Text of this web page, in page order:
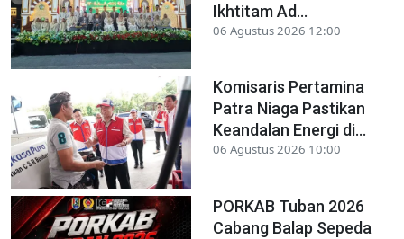
Ikhtitam Ad...
06 Agustus 2026 12:00
Komisaris Pertamina
Patra Niaga Pastikan
Keandalan Energi di...
06 Agustus 2026 10:00
PORKAB Tuban 2026
Cabang Balap Sepeda